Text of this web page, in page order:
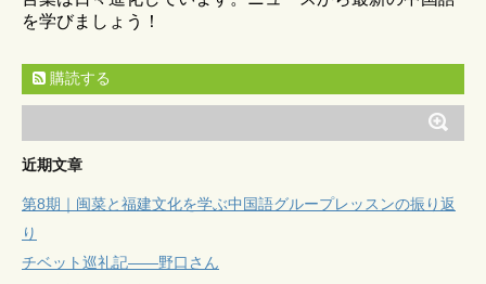
を学びましょう！
購読する
近期文章
第8期｜闽菜と福建文化を学ぶ中国語グループレッスンの振り返
り
チベット巡礼記——野口さん